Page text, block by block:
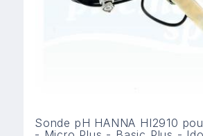
Sonde pH HANNA HI2910